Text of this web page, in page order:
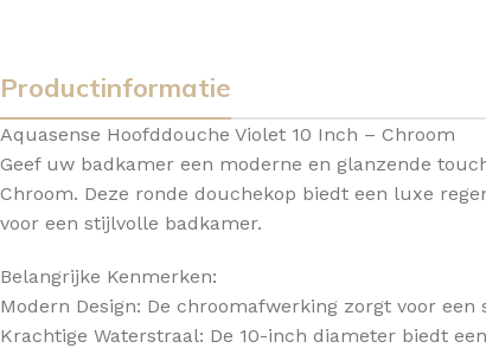
TOPBLADEN
Productinformatie
Aquasense Hoofddouche Violet 10 Inch – Chroom
Geef uw badkamer een moderne en glanzende
Chroom. Deze ronde douchekop biedt een luxe
voor een stijlvolle badkamer.
Belangrijke Kenmerken:
Modern Design: De chroomafwerking zorgt voor
Krachtige Waterstraal: De 10-inch diameter biedt